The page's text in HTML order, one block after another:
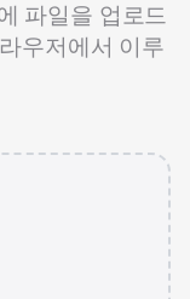
파일을 업로드
우저에서 이루